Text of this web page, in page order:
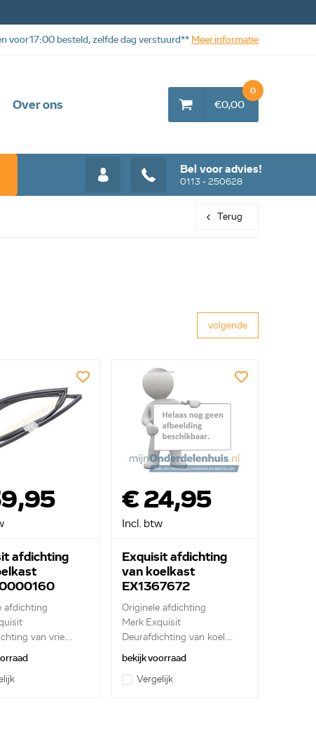
Over ons
Bel voor advies!
0113 - 250628
€0,00
0
voor 17:00 besteld, zelfde dag verstuurd** Meer informatie
Terug
volgende
afdichting
afdichting
van vrie...
€ 24,95
Incl. btw
Exquisit afdichting
van koelkast
EX1367672
Originele afdichting
Merk Exquisit
Deurafdichting van koel...
bekijk voorraad
Vergelijk